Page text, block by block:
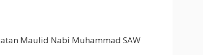
Maulid Nabi Muhammad SAW